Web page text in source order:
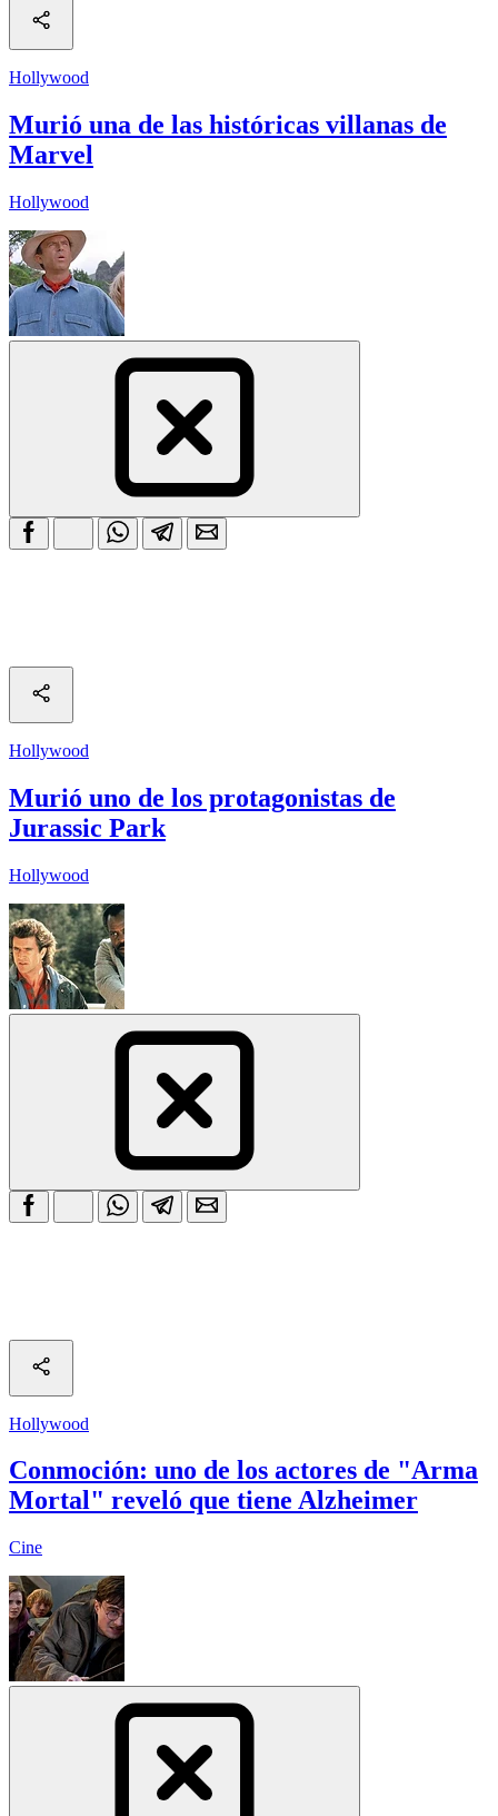
Hollywood
Murió una de las históricas villanas de
Marvel
Hollywood
Hollywood
Murió uno de los protagonistas de
Jurassic Park
Hollywood
Hollywood
Conmoción: uno de los actores de "Arma
Mortal" reveló que tiene Alzheimer
Cine